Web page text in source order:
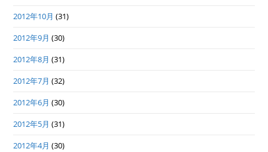
2012年10月 (31)
2012年9月 (30)
2012年8月 (31)
2012年7月 (32)
2012年6月 (30)
2012年5月 (31)
2012年4月 (30)